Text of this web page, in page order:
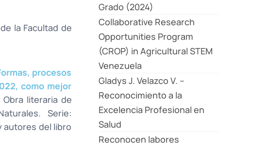
la Facultad de
procesos
como mejor
Obra literaria de
Serie:
autores del libro
Grado (2024)
Collaborative Research
Opportunities Program
(CROP) in Agricultural STEM
Venezuela
Gladys J. Velazco V. –
Reconocimiento a la
Excelencia Profesional en
Salud
Reconocen labores